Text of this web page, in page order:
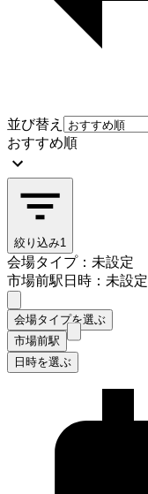
並び替え
おすすめ順
絞り込み1
会場タイプ：未設定
市場前駅日時：未設定
会場タイプを選ぶ
市場前駅
日時を選ぶ